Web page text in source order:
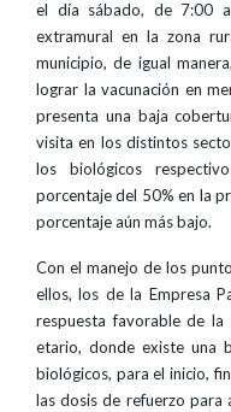
el día sábado, de 7:00
extramural en la zona
municipio, de igual
lograr la vacunación en
presenta una baja
visita en los distintos
los biológicos
porcentaje del 50% en la
porcentaje aún más bajo.
Con el manejo de los
ellos, los de la Empresa
respuesta favorable de la
etario, donde existe una
biológicos, para el inicio,
las dosis de refuerzo para